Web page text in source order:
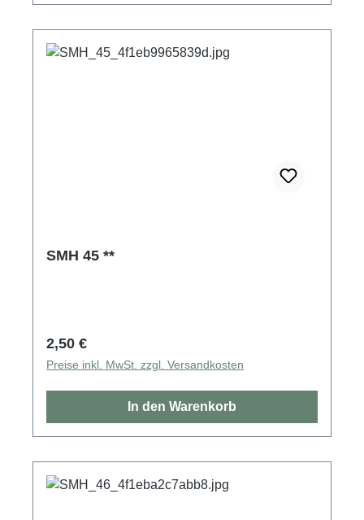
SMH 45 **
Regulärer Preis:
2,50 €
Preise inkl. MwSt. zzgl. Versandkosten
In den Warenkorb